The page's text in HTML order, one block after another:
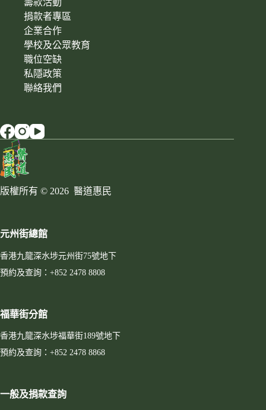
捐款者專區
企業合作
學校及公眾教育
職位空缺
私隱政策
聯絡我們
版權所有 © 2026 醫道惠民
元州街總館
香港九龍深水埗元州街75號地下
預約及查詢：+852 2478 8808
福華街分館
香港九龍深水埗福華街189號地下
預約及查詢：+852 2478 8868
一般及捐款查詢